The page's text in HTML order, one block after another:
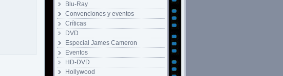
Blu-Ray
Convenciones y eventos
Críticas
DVD
Especial James Cameron
Eventos
HD-DVD
Hollywood